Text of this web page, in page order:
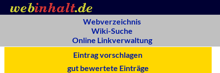
Webverzeichnis
Wiki-Suche
Online Linkverwaltung
Eintrag vorschlagen
gut bewertete Einträge